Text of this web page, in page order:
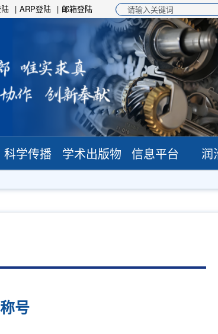
邮箱登陆
ARP登陆
科学传播 学术出版物 信息平台 润
号